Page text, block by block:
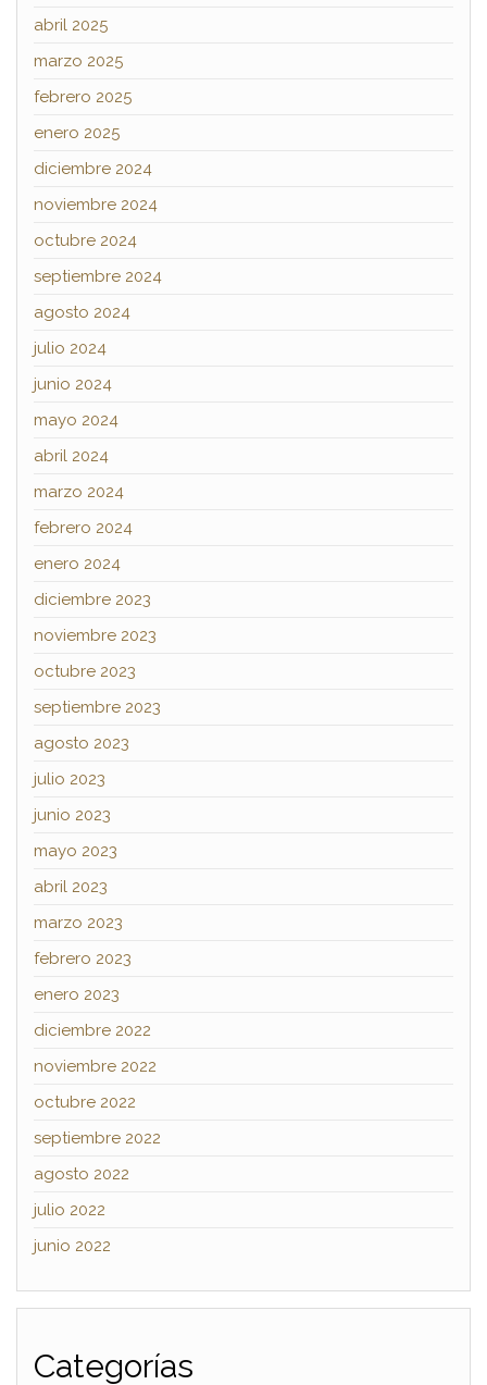
abril 2025
marzo 2025
febrero 2025
enero 2025
diciembre 2024
noviembre 2024
octubre 2024
septiembre 2024
agosto 2024
julio 2024
junio 2024
mayo 2024
abril 2024
marzo 2024
febrero 2024
enero 2024
diciembre 2023
noviembre 2023
octubre 2023
septiembre 2023
agosto 2023
julio 2023
junio 2023
mayo 2023
abril 2023
marzo 2023
febrero 2023
enero 2023
diciembre 2022
noviembre 2022
octubre 2022
septiembre 2022
agosto 2022
julio 2022
junio 2022
Categorías